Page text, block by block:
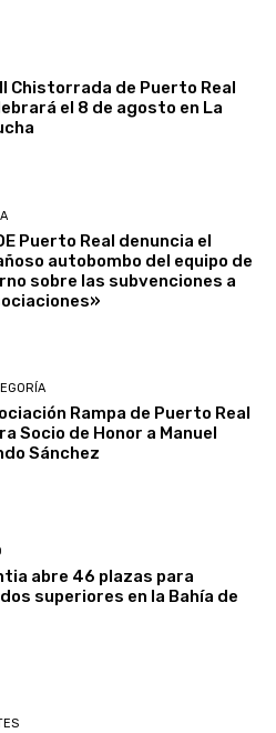
Chistorrada de Puerto Real
el 8 de agosto en La
Puerto Real denuncia el
autobombo del equipo de
sobre las subvenciones a
Rampa de Puerto Real
Socio de Honor a Manuel
Sánchez
abre 46 plazas para
superiores en la Bahía de